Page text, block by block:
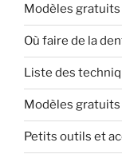
Modèles gratuits
Où faire de la
Liste des
Modèles gratuits
Petits outils et